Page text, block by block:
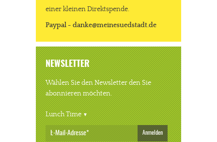
einer kleinen Direktspende.
Paypal - danke@meinesuedstadt.de
NEWSLETTER
Wählen Sie den Newsletter den Sie
abonnieren möchten.
Lunch Time
Anmelden